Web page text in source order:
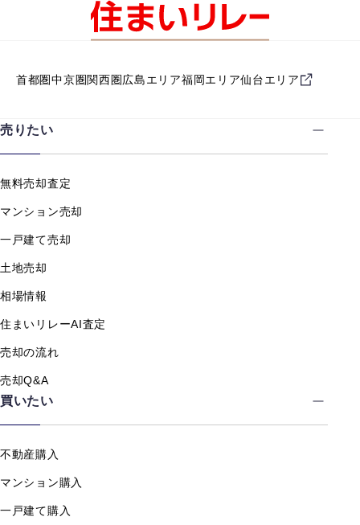
首都圏中京圏関西圏広島エリア福岡エリア仙台エリア
売りたい
無料売却査定
マンション売却
一戸建て売却
土地売却
相場情報
住まいリレーAI査定
売却の流れ
売却Q&A
買いたい
不動産購入
マンション購入
一戸建て購入